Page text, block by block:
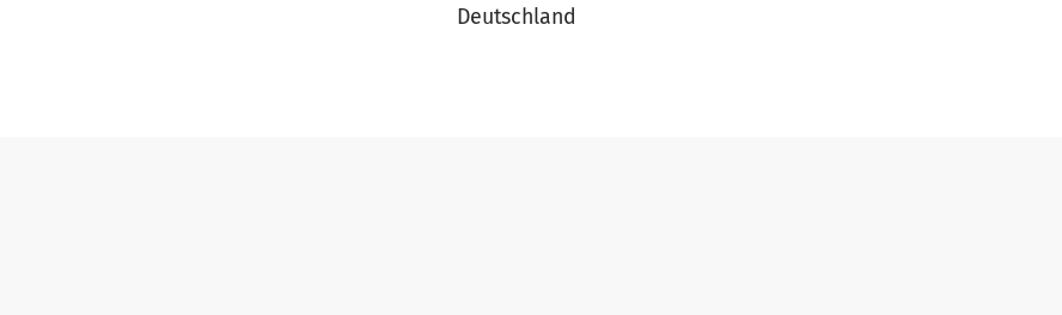
Deutschland